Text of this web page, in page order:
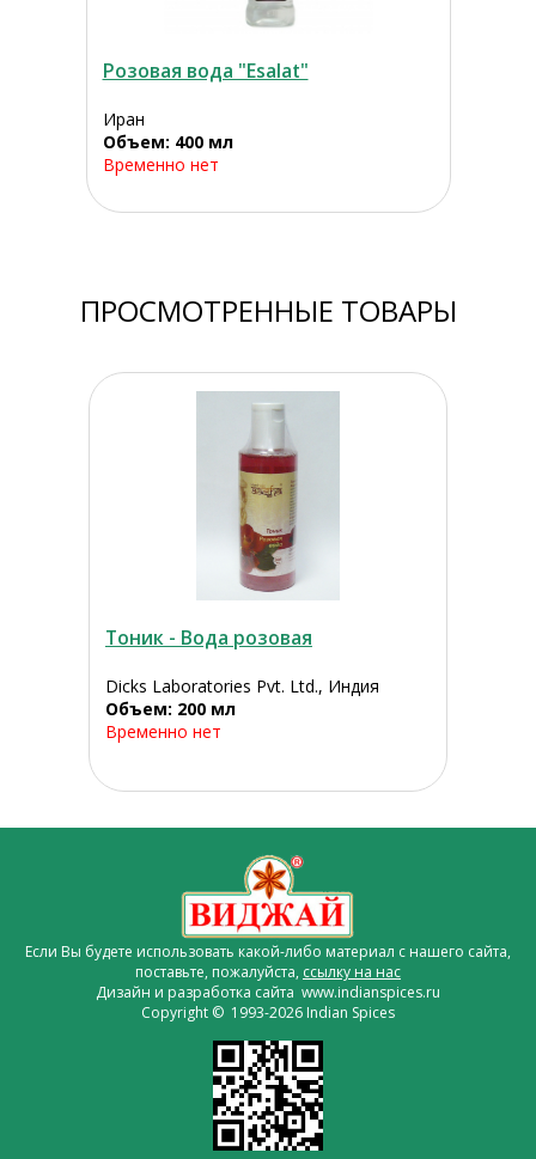
Розовая вода "Esalat"
Иран
Объем: 400 мл
Временно нет
ПРОСМОТРЕННЫЕ ТОВАРЫ
Тоник - Вода розовая
Dicks Laboratories Pvt. Ltd., Индия
Объем: 200 мл
Временно нет
Если Вы будете использовать какой-либо материал с нашего сайта,
поставьте, пожалуйста, ссылку на нас
Дизайн и разработка сайта www.indianspices.ru
Copyright © 1993-2026 Indian Spices